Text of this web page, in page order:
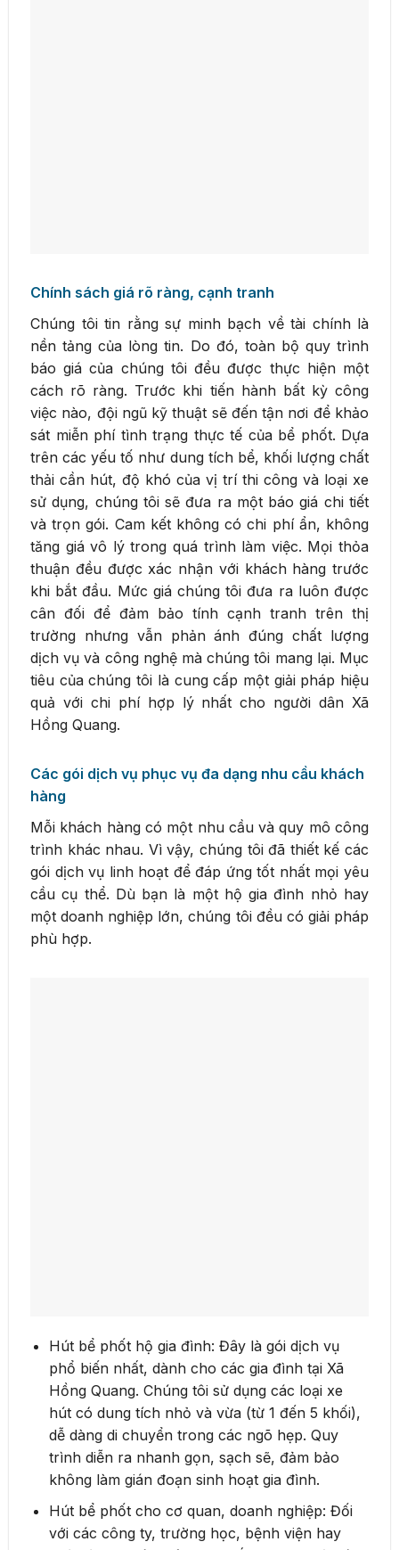
Chính sách giá rõ ràng, cạnh tranh
Chúng tôi tin rằng sự minh bạch về tài chính là
nền tảng của lòng tin. Do đó, toàn bộ quy trình
báo giá của chúng tôi đều được thực hiện một
cách rõ ràng. Trước khi tiến hành bất kỳ công
việc nào, đội ngũ kỹ thuật sẽ đến tận nơi để khảo
sát miễn phí tình trạng thực tế của bể phốt. Dựa
trên các yếu tố như dung tích bể, khối lượng chất
thải cần hút, độ khó của vị trí thi công và loại xe
sử dụng, chúng tôi sẽ đưa ra một báo giá chi tiết
và trọn gói. Cam kết không có chi phí ẩn, không
tăng giá vô lý trong quá trình làm việc. Mọi thỏa
thuận đều được xác nhận với khách hàng trước
khi bắt đầu. Mức giá chúng tôi đưa ra luôn được
cân đối để đảm bảo tính cạnh tranh trên thị
trường nhưng vẫn phản ánh đúng chất lượng
dịch vụ và công nghệ mà chúng tôi mang lại. Mục
tiêu của chúng tôi là cung cấp một giải pháp hiệu
quả với chi phí hợp lý nhất cho người dân Xã
Hồng Quang.
Các gói dịch vụ phục vụ đa dạng nhu cầu khách
hàng
Mỗi khách hàng có một nhu cầu và quy mô công
trình khác nhau. Vì vậy, chúng tôi đã thiết kế các
gói dịch vụ linh hoạt để đáp ứng tốt nhất mọi yêu
cầu cụ thể. Dù bạn là một hộ gia đình nhỏ hay
một doanh nghiệp lớn, chúng tôi đều có giải pháp
phù hợp.
Hút bể phốt hộ gia đình: Đây là gói dịch vụ
phổ biến nhất, dành cho các gia đình tại Xã
Hồng Quang. Chúng tôi sử dụng các loại xe
hút có dung tích nhỏ và vừa (từ 1 đến 5 khối),
dễ dàng di chuyển trong các ngõ hẹp. Quy
trình diễn ra nhanh gọn, sạch sẽ, đảm bảo
không làm gián đoạn sinh hoạt gia đình.
Hút bể phốt cho cơ quan, doanh nghiệp: Đối
với các công ty, trường học, bệnh viện hay